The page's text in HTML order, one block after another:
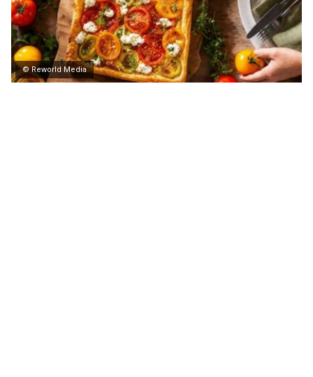
© Reworld Media